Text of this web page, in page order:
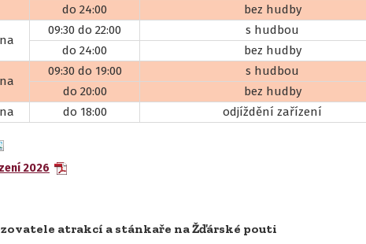
do 24:00
bez hudby
09:30 do 22:00
s hudbou
do 24:00
bez hudby
09:30 do 19:00
s hudbou
do 20:00
bez hudby
do 18:00 odjíždění zařízení
2026
atrakcí a stánkaře na Žďárské pouti